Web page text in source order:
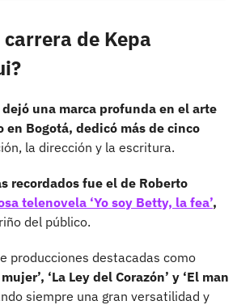
de Kepa
dejó una marca profunda en el arte
en Bogotá, dedicó más de cinco
la dirección y la escritura.
recordados fue el de Roberto
telenovela ‘Yo soy Betty, la fea’,
del público.
producciones destacadas como
‘La Ley del Corazón’ y ‘El man
siempre una gran versatilidad y